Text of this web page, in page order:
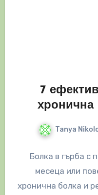
7
хронична
Tanya
Болка в гърба с
месеца или
хронична болка и